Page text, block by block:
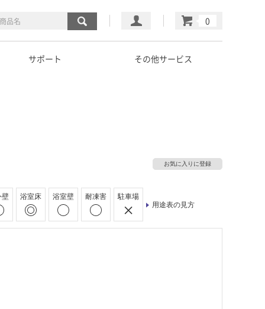
マイページ
カート
サポート その他サービス
お気に入りに登録
壁 浴室床 浴室壁 耐凍害
駐車場
用途表の見方